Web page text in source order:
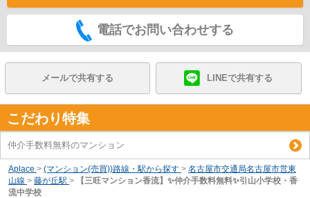
電話でお問い合わせする
メールで共有する LINEで共有する
こだわり特集
仲介手数料無料のマンション
Aplace > (マンション(売買))路線・駅から探す > 名古屋市交通局名古屋市営東
山線 > 藤が丘駅 >
【三旺マンション香流】✨️仲介手数料無料✨️引山小学校・香
流中学校